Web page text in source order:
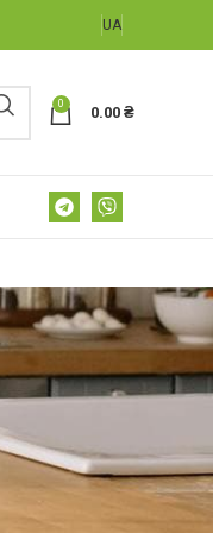
UA
0
0.00 ₴